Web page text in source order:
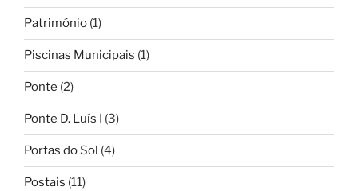
Património (1)
Piscinas Municipais (1)
Ponte (2)
Ponte D. Luís I (3)
Portas do Sol (4)
Postais (11)